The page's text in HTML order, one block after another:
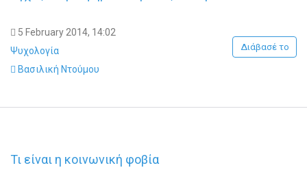
5 February 2014, 14:02
Ψυχολογία
Βασιλική Ντούμου
Διάβασέ το
Τι είναι η κοινωνική φοβία